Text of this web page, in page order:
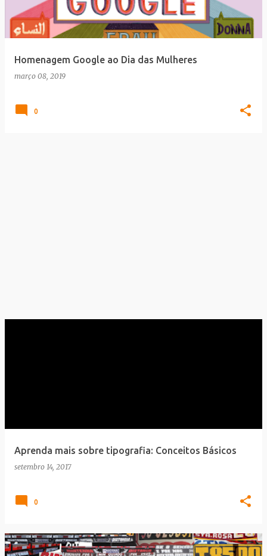
Homenagem Google ao Dia das Mulheres
março 08, 2019
0
Aprenda mais sobre tipografia: Conceitos Básicos
setembro 14, 2017
0